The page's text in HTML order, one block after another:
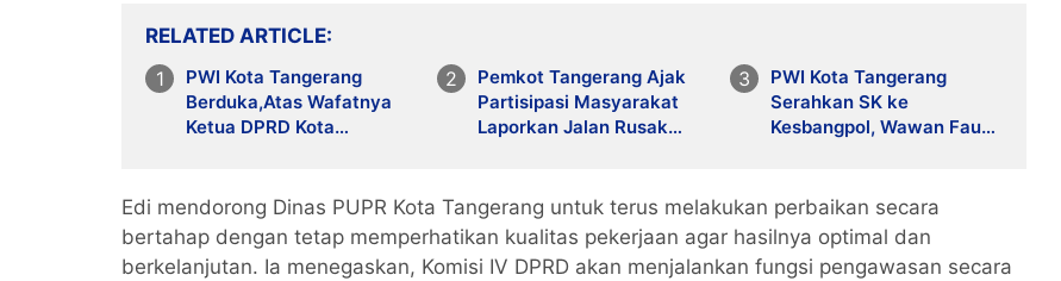
RELATED ARTICLE
PWI Kota Tangerang
Berduka,Atas Wafatnya
Ketua DPRD Kota
Pemkot Tangerang Ajak
Partisipasi Masyarakat
Laporkan Jalan Rusak
PWI Kota Tangerang
Serahkan SK ke
Kesbangpol, Wawan Fauzi:
Fatal
Edi mendorong Dinas PUPR Kota Tangerang untuk terus melakukan perbaikan secara
bertahap dengan tetap memperhatikan kualitas pekerjaan agar hasilnya optimal dan
berkelanjutan. Ia menegaskan, Komisi IV DPRD akan menjalankan fungsi pengawasan secara